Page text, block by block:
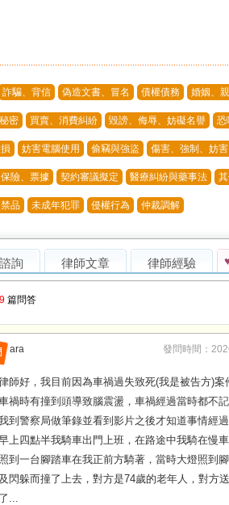
詐騙、背信 偽造文書、冒名 債權債務 婚姻、
密 買賣、消費糾紛 毀謗、侮辱、妨礙名譽 恐
妨害電腦使用 偷竊與強盜 傷害、強制、妨
保險、票據 契約審議擬定 醫療糾紛與藥事法
品 未成年犯罪 侵權行為 仲裁調解
詢 律師文章 律師經驗
篇問答
ara 發問時間：
師好，我目前因為車禍過失致死(我是被告方)
禍時有撞到頭導致腦震盪，車禍經過當時都不
到警察局做筆錄並看到影片之後才知道事情經過
上四點半我騎車出門上班，在路途中我騎在慢
到一台腳踏車在我正前方騎著，當時大燈照到
閃躲而撞了上去，對方是74歲的老年人，對方
...